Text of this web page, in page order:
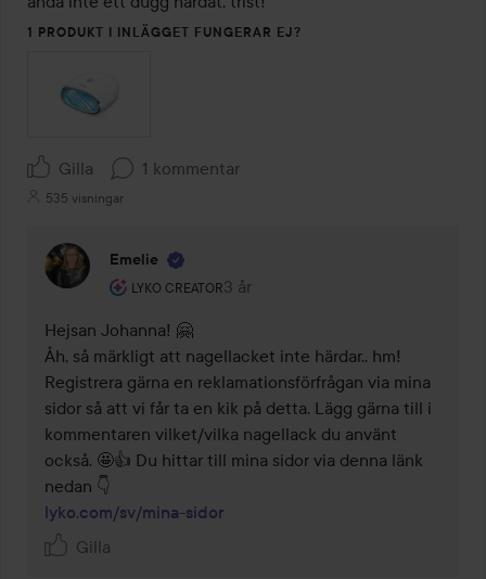
1 PRODUKT I INLÄGGET FUNGERAR EJ?
Gilla 1 kommentar
535 visningar
Emelie
LYKO CREATOR
Användarens roll: Lyko Creator.
3 år
Kommentaren lades 3 år
Hejsan Johanna! 🤗
Åh, så märkligt att nagellacket inte härdar.. hm!
Registrera gärna en reklamationsförfrågan via mina
sidor så att vi får ta en kik på detta. Lägg gärna till i
kommentaren vilket/vilka nagellack du använt
också. 🤩👍 Du hittar till mina sidor via denna länk
lyko.com/sv/mina-sidor
Gilla